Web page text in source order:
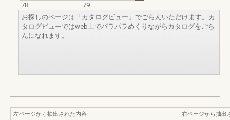
78
79
お探しのページは「カタログビュー」でごらんいただけます。カ
タログビューではweb上でパラパラめくりながらカタログをごら
んになれます。
左ページから抽出された内容
右ページから抽出